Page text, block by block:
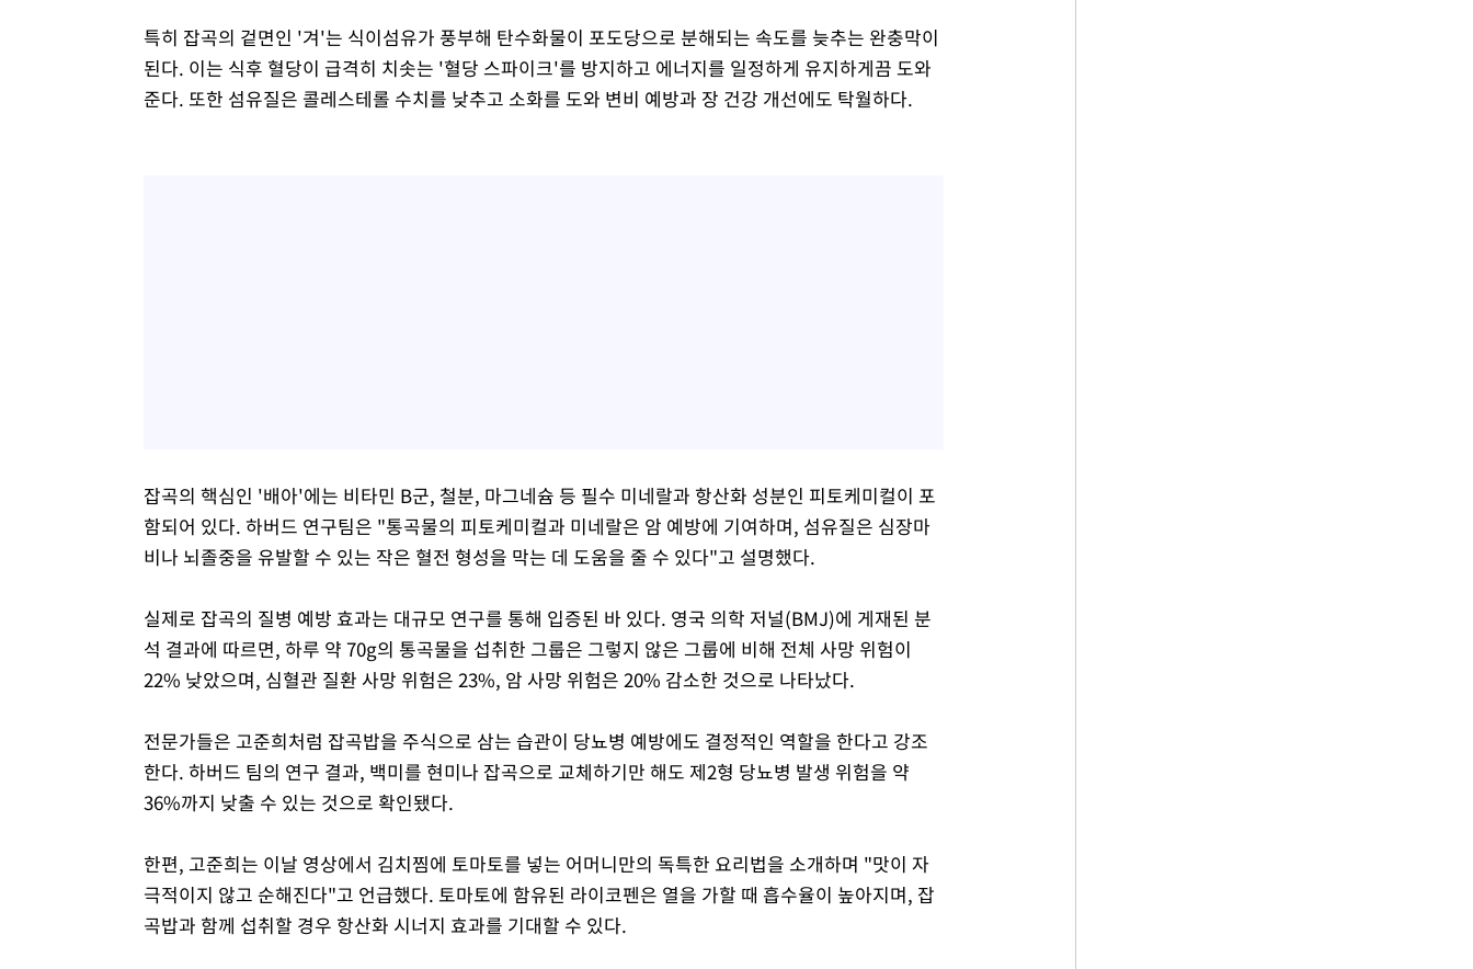
특히 잡곡의 겉면인 '겨'는 식이섬유가 풍부해 탄수화물이 포도당으로 분해되는 속도를 늦추는 완충막이
된다. 이는 식후 혈당이 급격히 치솟는 '혈당 스파이크'를 방지하고 에너지를 일정하게 유지하게끔 도와
준다. 또한 섬유질은 콜레스테롤 수치를 낮추고 소화를 도와 변비 예방과 장 건강 개선에도 탁월하다.
잡곡의 핵심인 '배아'에는 비타민 B군, 철분, 마그네슘 등 필수 미네랄과 항산화 성분인 피토케미컬이 포
함되어 있다. 하버드 연구팀은 "통곡물의 피토케미컬과 미네랄은 암 예방에 기여하며, 섬유질은 심장마
비나 뇌졸중을 유발할 수 있는 작은 혈전 형성을 막는 데 도움을 줄 수 있다"고 설명했다.
실제로 잡곡의 질병 예방 효과는 대규모 연구를 통해 입증된 바 있다. 영국 의학 저널(BMJ)에 게재된 분
석 결과에 따르면, 하루 약 70g의 통곡물을 섭취한 그룹은 그렇지 않은 그룹에 비해 전체 사망 위험이
22% 낮았으며, 심혈관 질환 사망 위험은 23%, 암 사망 위험은 20% 감소한 것으로 나타났다.
전문가들은 고준희처럼 잡곡밥을 주식으로 삼는 습관이 당뇨병 예방에도 결정적인 역할을 한다고 강조
한다. 하버드 팀의 연구 결과, 백미를 현미나 잡곡으로 교체하기만 해도 제2형 당뇨병 발생 위험을 약
36%까지 낮출 수 있는 것으로 확인됐다.
한편, 고준희는 이날 영상에서 김치찜에 토마토를 넣는 어머니만의 독특한 요리법을 소개하며 "맛이 자
극적이지 않고 순해진다"고 언급했다. 토마토에 함유된 라이코펜은 열을 가할 때 흡수율이 높아지며, 잡
곡밥과 함께 섭취할 경우 항산화 시너지 효과를 기대할 수 있다.